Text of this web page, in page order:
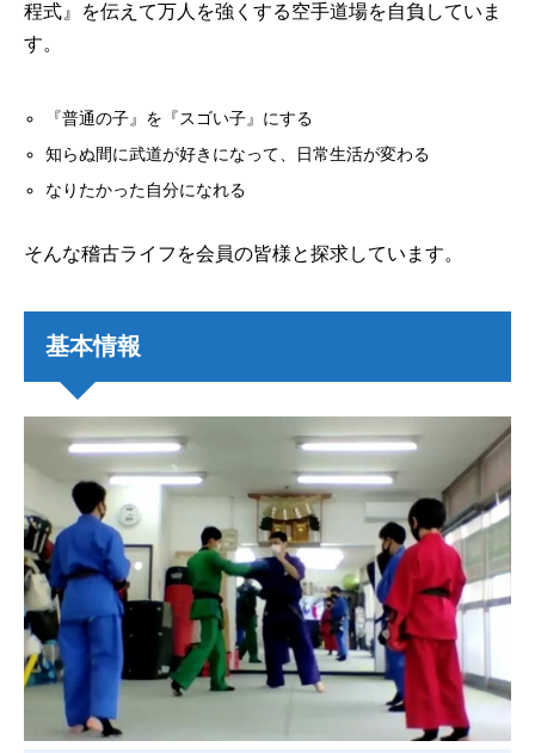
程式』を伝えて万人を強くする空手道場を自負していま
す。
『普通の子』を『スゴい子』にする
知らぬ間に武道が好きになって、日常生活が変わる
なりたかった自分になれる
そんな稽古ライフを会員の皆様と探求しています。
基本情報